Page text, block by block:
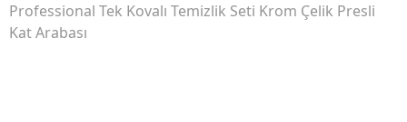
Professional Tek Kovalı Temizlik Seti Krom Çelik Presli
Kat Arabası